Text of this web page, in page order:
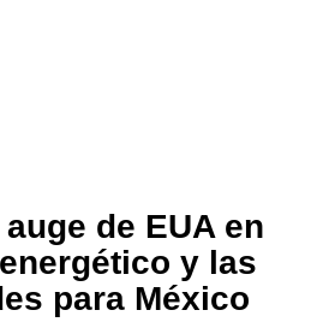
de EUA en
y las
para México